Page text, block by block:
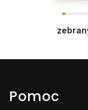
Linki w
Pomoc